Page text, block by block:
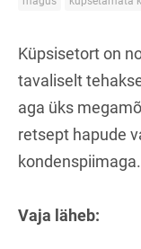
Küpsisetort on
tavaliselt
aga üks
retsept hapude
Vaja läheb: